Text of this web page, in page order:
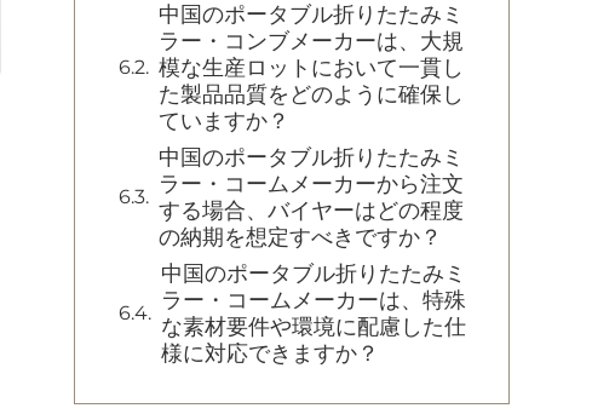
中国のポータブル折りたたみミ
ラー・コンブメーカーは、大規
模な生産ロットにおいて一貫し
た製品品質をどのように確保し
ていますか？
中国のポータブル折りたたみミ
ラー・コームメーカーから注文
する場合、バイヤーはどの程度
の納期を想定すべきですか？
中国のポータブル折りたたみミ
ラー・コームメーカーは、特殊
な素材要件や環境に配慮した仕
様に対応できますか？